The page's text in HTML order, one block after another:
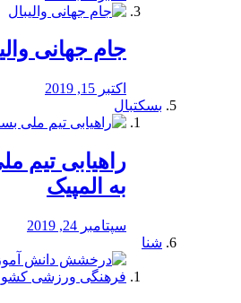
جام جهانی
اکتبر 15, 2019
بسکتبال
راهیابی تیم
به المپیک
سپتامبر 24, 2019
شنا